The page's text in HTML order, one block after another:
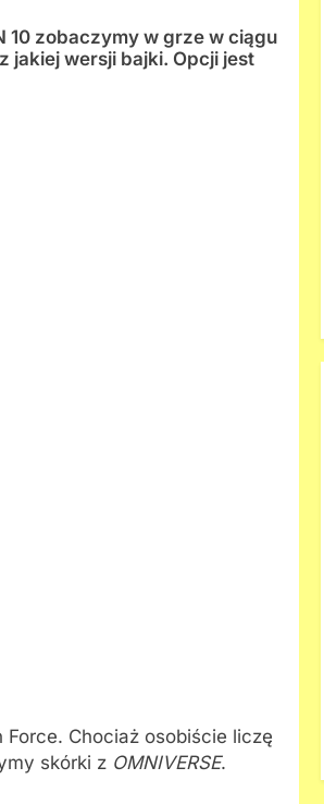
10 zobaczymy w grze w ciągu
jakiej wersji bajki. Opcji jest
Chociaż osobiście liczę
skórki z OMNIVERSE.